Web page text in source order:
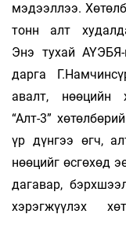
мэдээллээ.
тонн алт
Энэ тухай
дарга
авалт, нөөцийн
“Алт-3”
үр дүнгээ өгч,
нөөцийг өсгөхөд
дагавар,
хэрэгжүүлэх